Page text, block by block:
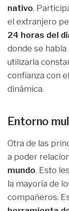
nativo.
el extranjero
24 horas del
donde se habla
utilizarla
confianza con
dinámica.
Entorno
Otra de las
a poder
mundo. Esto
la mayoría de
compañeros.